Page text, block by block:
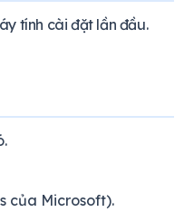
tính cài đặt lần đầu.
của Microsoft).